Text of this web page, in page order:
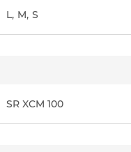
L, M, S
SR XCM 100